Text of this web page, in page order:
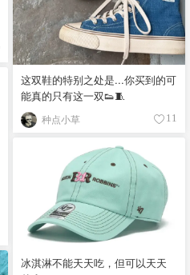
这双鞋的特别之处是...你买到的可
能真的只有这一双👟🧵
种点小草 11
冰淇淋不能天天吃，但可以天天